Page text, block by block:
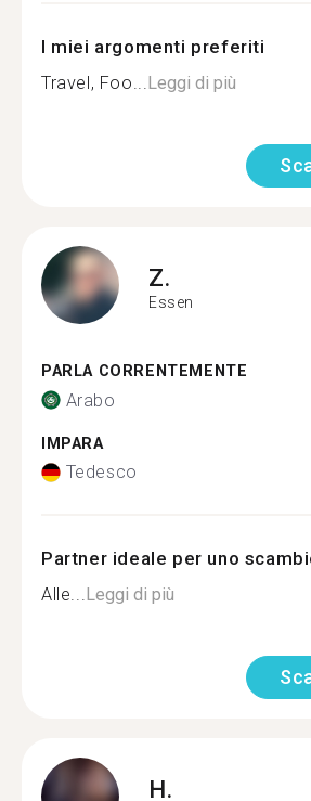
I miei argomenti preferiti
Travel, Foo...Leggi di più
Z.
Essen
PARLA CORRENTEMENTE
Arabo
IMPARA
Tedesco
Partner ideale per uno
Alle...Leggi di più
H.